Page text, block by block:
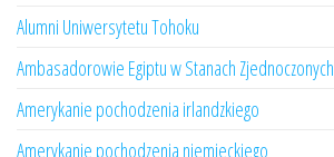
Alumni Uniwersytetu Tohoku
Ambasadorowie Egiptu w Stanach Zjednoczonych
Amerykanie pochodzenia irlandzkiego
Amerykanie pochodzenia niemieckiego